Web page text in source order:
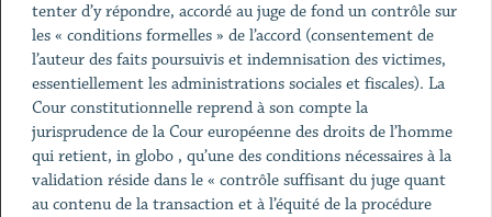
tenter d’y répondre, accordé au juge de fond un contrôle sur
les « conditions formelles » de l’accord (consentement de
l’auteur des faits poursuivis et indemnisation des victimes,
essentiellement les administrations sociales et fiscales). La
Cour constitutionnelle reprend à son compte la
jurisprudence de la Cour européenne des droits de l’homme
qui retient, in globo , qu’une des conditions nécessaires à la
validation réside dans le « contrôle suffisant du juge quant
au contenu de la transaction et à l’équité de la procédure